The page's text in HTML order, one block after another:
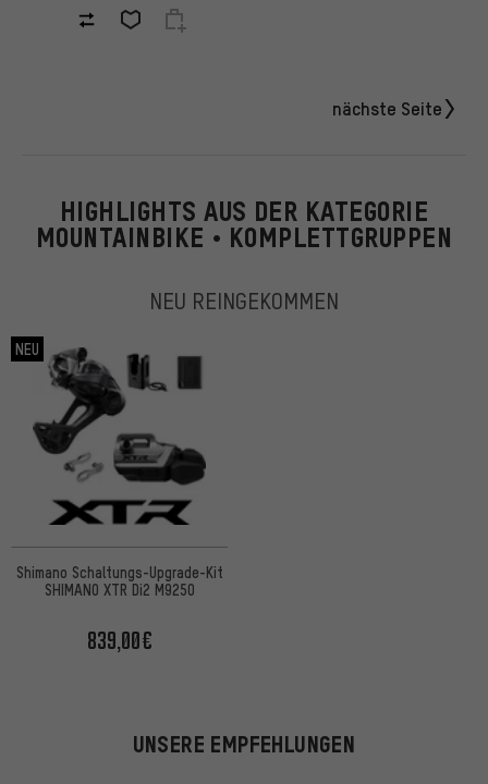
nächste Seite
HIGHLIGHTS AUS DER KATEGORIE
MOUNTAINBIKE • KOMPLETTGRUPPEN
NEU REINGEKOMMEN
NEU
Shimano Schaltungs-Upgrade-Kit
SHIMANO XTR Di2 M9250
839,00€
UNSERE EMPFEHLUNGEN